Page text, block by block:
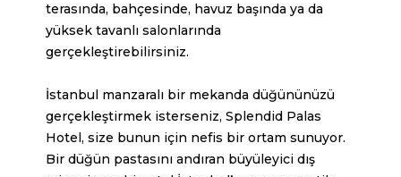
terasında, bahçesinde, havuz başında ya da
yüksek tavanlı salonlarında
gerçekleştirebilirsiniz.
İstanbul manzaralı bir mekanda düğününüzü
gerçekleştirmek isterseniz, Splendid Palas
Hotel, size bunun için nefis bir ortam sunuyor.
Bir düğün pastasını andıran büyüleyici dış